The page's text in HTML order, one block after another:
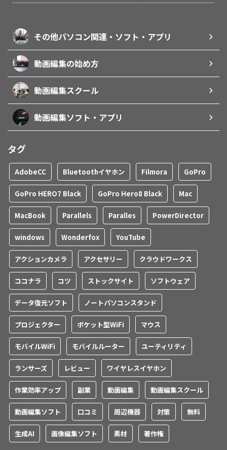
その他パソコン関連・ソフト・アプリ
動画編集の始め方
動画編集スクール
動画編集ソフト・アプリ
タグ
AdobeCC Bluetoothイヤホン Filmora GoPro
GoPro HERO7 Black GoPro Hero8 Black Mac
MacBook Parallels Paralles PowerDirector
windows Wonderfox YouTube
アクションカメラ アクセサリー クラウドワークス
ココナラ コツ ストックサイト ソフトウェア
データ復元ソフト ノートパソコンスタンド
プロジェクター ポケット型WiFi マウス
モバイルWiFi モバイルルーター ユーティリティ
ランサーズ レビュー ワイヤレスイヤホン
作業効率アップ 副業 動画編集 動画編集スクール
動画編集ソフト 口コミ 周辺機器 対策 無料
生成AI 画像編集ソフト 素材 著作権